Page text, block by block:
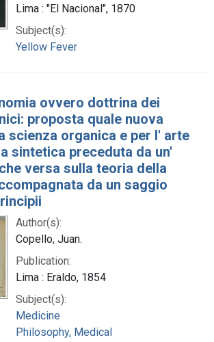
Lima : "El Nacional", 1870
Subject(s):
Yellow Fever
ovvero dottrina dei
proposta quale nuova
scienza organica e per l' arte
sintetica preceduta da un'
versa sulla teoria della
da un saggio
Author(s):
Copello, Juan.
Publication:
Lima : Eraldo, 1854
Subject(s):
Medicine
Philosophy, Medical